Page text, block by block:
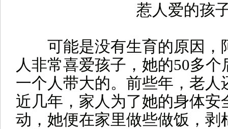
惹人爱的孩
可能是没有生育的原因，
人非常喜爱孩子，她的50多
一个人带大的。前些年，老人
近几年，家人为了她的身体安
动，她便在家里做些做饭，剥